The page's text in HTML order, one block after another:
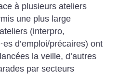
à plusieurs ateliers
une plus large
(interpro,
·es d’emploi/précaires) ont
la veille, d’autres
par secteurs